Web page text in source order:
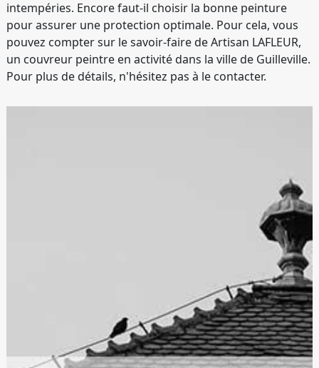
intempéries. Encore faut-il choisir la bonne peinture
pour assurer une protection optimale. Pour cela, vous
pouvez compter sur le savoir-faire de Artisan LAFLEUR,
un couvreur peintre en activité dans la ville de Guilleville.
Pour plus de détails, n'hésitez pas à le contacter.